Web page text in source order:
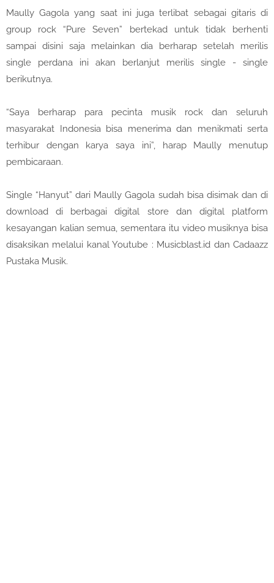
Maully Gagola yang saat ini juga terlibat sebagai gitaris di
group rock “Pure Seven” bertekad untuk tidak berhenti
sampai disini saja melainkan dia berharap setelah merilis
single perdana ini akan berlanjut merilis single - single
berikutnya.
“Saya berharap para pecinta musik rock dan seluruh
masyarakat Indonesia bisa menerima dan menikmati serta
terhibur dengan karya saya ini”, harap Maully menutup
pembicaraan.
Single “Hanyut” dari Maully Gagola sudah bisa disimak dan di
download di berbagai digital store dan digital platform
kesayangan kalian semua, sementara itu video musiknya bisa
disaksikan melalui kanal Youtube : Musicblast.id dan Cadaazz
Pustaka Musik.